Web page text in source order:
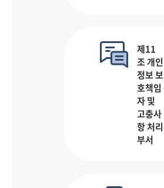
제11
조 개인
정보 보
호책임
자 및
고충사
항 처리
부서